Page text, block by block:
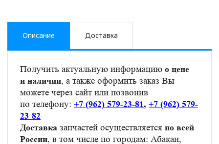
Описание Доставка
Получить актуальную информацию о цене
и наличии, а также оформить заказ Вы
можете через сайт или позвонив
по телефону: +7 (962) 579-23-81, +7 (962) 579-
23-82
Доставка запчастей осуществляется по всей
России, в том числе по городам: Абакан,